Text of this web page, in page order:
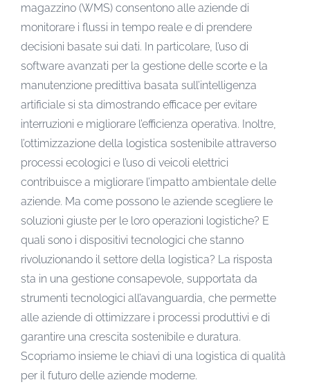
magazzino (WMS) consentono alle aziende di
monitorare i flussi in tempo reale e di prendere
decisioni basate sui dati. In particolare, l’uso di
software avanzati per la gestione delle scorte e la
manutenzione predittiva basata sull’intelligenza
artificiale si sta dimostrando efficace per evitare
interruzioni e migliorare l’efficienza operativa. Inoltre,
l’ottimizzazione della logistica sostenibile attraverso
processi ecologici e l’uso di veicoli elettrici
contribuisce a migliorare l’impatto ambientale delle
aziende. Ma come possono le aziende scegliere le
soluzioni giuste per le loro operazioni logistiche? E
quali sono i dispositivi tecnologici che stanno
rivoluzionando il settore della logistica? La risposta
sta in una gestione consapevole, supportata da
strumenti tecnologici all’avanguardia, che permette
alle aziende di ottimizzare i processi produttivi e di
garantire una crescita sostenibile e duratura.
Scopriamo insieme le chiavi di una logistica di qualità
per il futuro delle aziende moderne.